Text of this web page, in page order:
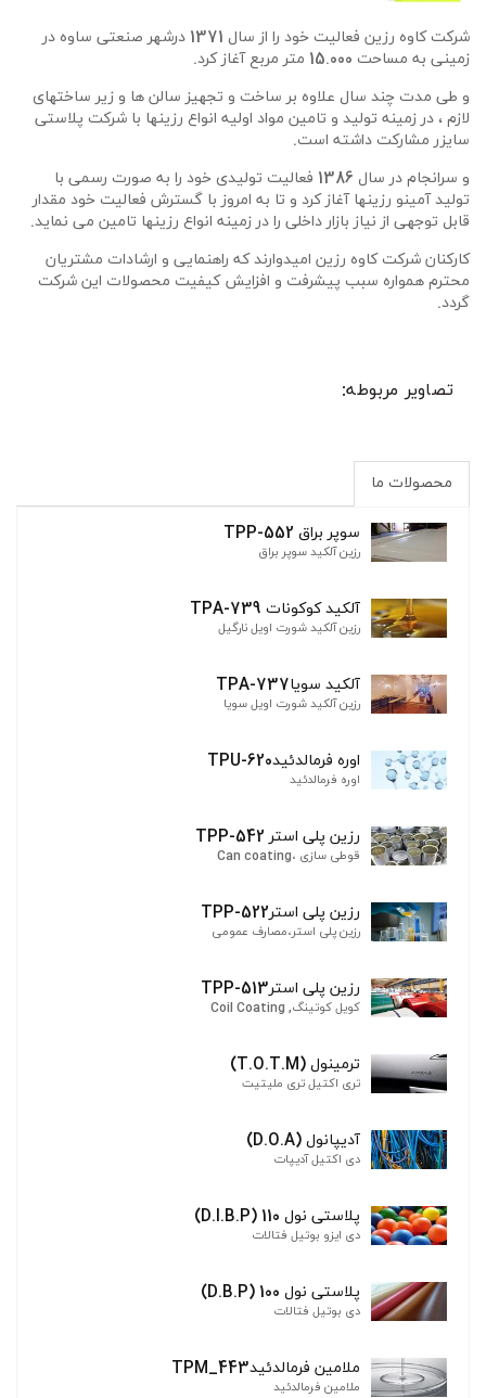
شرکت کاوه رزین فعالیت خود را از سال 1371 درشهر صنعتی ساوه در
زمینی به مساحت 15.000 متر مربع آغاز کرد.
و طی مدت چند سال علاوه بر ساخت و تجهیز سالن ها و زیر ساختهای
لازم ، در زمینه تولید و تامین مواد اولیه انواع رزینها با شرکت پلاستی
سایزر مشارکت داشته است.
و سرانجام در سال 1386 فعالیت تولیدی خود را به صورت رسمی با
تولید آمینو رزینها آغاز کرد و تا به امروز با گسترش فعالیت خود مقدار
قابل توجهی از نیاز بازار داخلی را در زمینه انواع رزینها تامین می نماید.
کارکنان شرکت کاوه رزین امیدوارند که راهنمایی و ارشادات مشتریان
محترم همواره سبب پیشرفت و افزایش کیفیت محصولات این شرکت
گردد.
تصاویر مربوطه:
محصولات ما
سوپر براق TPP-552
رزین آلکید سوپر براق
آلکید کوکونات TPA-739
رزین آلکید شورت اویل نارگیل
آلکید سویاTPA-737
رزین آلکید شورت اویل سویا
اوره فرمالدئیدTPU-620
اوره فرمالدئید
رزین پلی استر TPP-542
قوطی سازی ،Can coating
رزین پلی استرTPP-522
رزین پلی استر،مصارف عمومی
رزین پلی استرTPP-513
کویل کوتینگ, Coil Coating
ترمینول (T.O.T.M)
تری اکتیل تری ملیتیت
آدیپانول (D.O.A)
دی اکتیل آدیپات
پلاستی نول 110 (D.I.B.P)
دی ایزو بوتیل فتالات
پلاستی نول 100 (D.B.P)
دی بوتیل فتالات
ملامین فرمالدئیدTPM_443
ملامین فرمالدئید